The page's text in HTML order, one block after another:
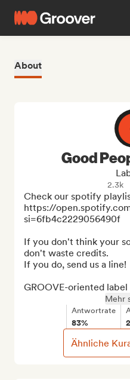
About
Good
2.3k
Check our spotify
https://
si=6fb4c2229056490f
If you don't think your
don't waste credits.
If you do, send us a line!
GROOVE-oriented
Mehr
Antwortrate
83%
Ähnliche